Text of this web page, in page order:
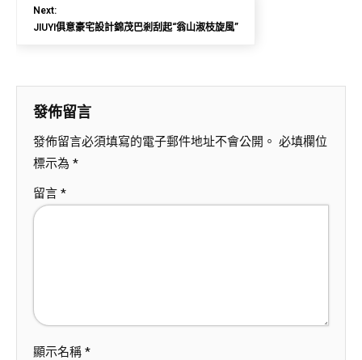
Next:
JIUYI俱意豪宅設計錦茂巴剎刮起“翁山淑枝旋風”
發佈留言
發佈留言必須填寫的電子郵件地址不會公開。 必填欄位
標示為 *
留言 *
顯示名稱 *